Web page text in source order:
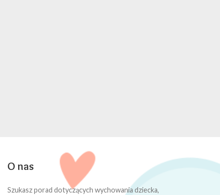
O nas
Szukasz porad dotyczących wychowania dziecka,